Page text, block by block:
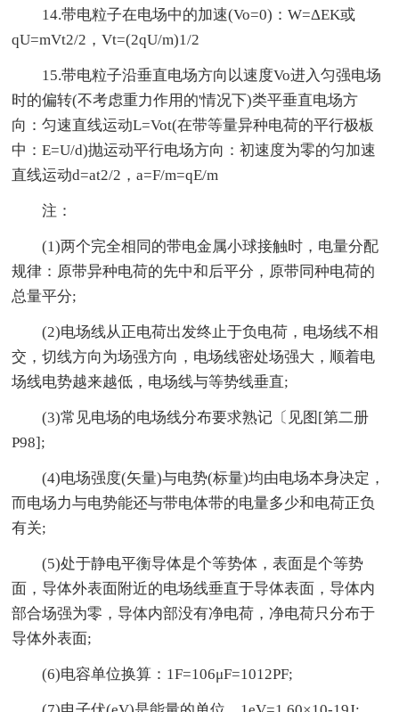
14.带电粒子在电场中的加速(Vo=0)：W=ΔEK或
qU=mVt2/2，Vt=(2qU/m)1/2
15.带电粒子沿垂直电场方向以速度Vo进入匀强电场
时的偏转(不考虑重力作用的'情况下)类平垂直电场方
向：匀速直线运动L=Vot(在带等量异种电荷的平行极板
中：E=U/d)抛运动平行电场方向：初速度为零的匀加速
直线运动d=at2/2，a=F/m=qE/m
注：
(1)两个完全相同的带电金属小球接触时，电量分配
规律：原带异种电荷的先中和后平分，原带同种电荷的
总量平分;
(2)电场线从正电荷出发终止于负电荷，电场线不相
交，切线方向为场强方向，电场线密处场强大，顺着电
场线电势越来越低，电场线与等势线垂直;
(3)常见电场的电场线分布要求熟记〔见图[第二册
P98];
(4)电场强度(矢量)与电势(标量)均由电场本身决定，
而电场力与电势能还与带电体带的电量多少和电荷正负
有关;
(5)处于静电平衡导体是个等势体，表面是个等势
面，导体外表面附近的电场线垂直于导体表面，导体内
部合场强为零，导体内部没有净电荷，净电荷只分布于
导体外表面;
(6)电容单位换算：1F=106μF=1012PF;